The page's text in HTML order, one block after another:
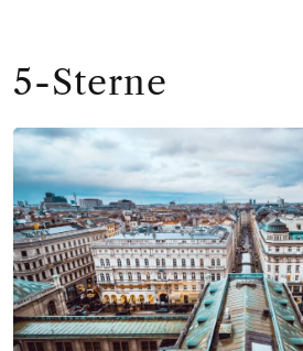
5-Sterne